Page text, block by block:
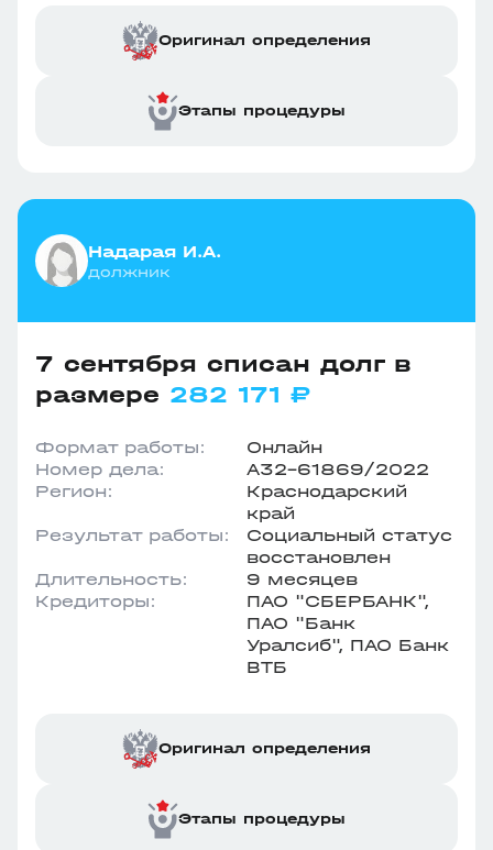
Оригинал определения
Этапы процедуры
Надарая И.А.
должник
7 сентября списан долг в
размере 282 171 ₽
Формат работы:
Онлайн
Номер дела:
А32-61869/2022
Регион:
Краснодарский
край
Результат работы:
Социальный статус
восстановлен
Длительность:
9 месяцев
Кредиторы:
ПАО "СБЕРБАНК",
ПАО "Банк
Уралсиб", ПАО Банк
ВТБ
Оригинал определения
Этапы процедуры